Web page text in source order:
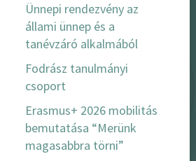
Ünnepi rendezvény az
állami ünnep és a
tanévzáró alkalmából
Fodrász tanulmányi
csoport
Erasmus+ 2026 mobilitás
bemutatása “Merünk
magasabbra törni”